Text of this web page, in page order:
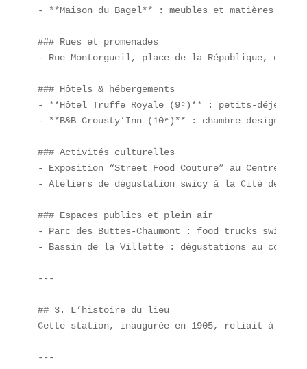
- **Maison du Bagel** : meubles et matières
### Rues et promenades
- Rue Montorgueil, place de la République,
### Hôtels & hébergements
- **Hôtel Truffe Royale (9ᵉ)** : petits-
- **B&B Crousty’Inn (10ᵉ)** : chambre design
### Activités culturelles
- Exposition “Street Food Couture” au Centre
- Ateliers de dégus­tation swicy à la Cité de la
### Espaces publics et plein air
- Parc des Buttes-Chaumont : food trucks swicy.
- Bassin de la Villette : dégustations au
---
## 3. L’histoire du lieu
Cette station, inaugurée en 1905, reliait à
---